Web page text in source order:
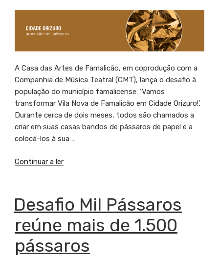
Poemário
Vivo”
A Casa das Artes de Famalicão, em coprodução com a
Companhia de Música Teatral (CMT), lança o desafio à
população do município famalicense: ‘Vamos
transformar Vila Nova de Famalicão em Cidade Orizuro!’.
Durante cerca de dois meses, todos são chamados a
criar em suas casas bandos de pássaros de papel e a
colocá-los à sua …
Continuar a ler“Famalicão
Orizuro”
EM
Desafio Mil Pássaros
reúne mais de 1.500
pássaros